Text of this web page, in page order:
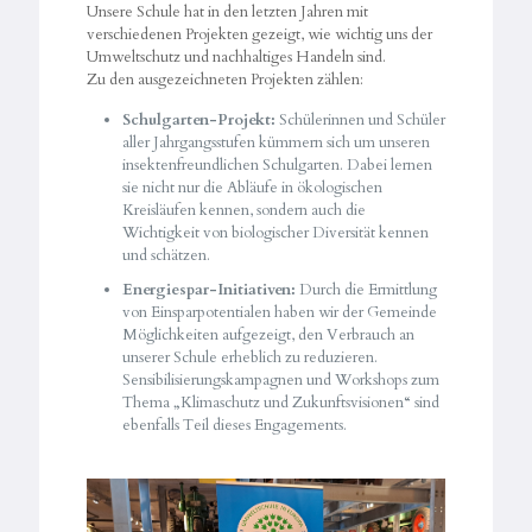
Unsere Schule hat in den letzten Jahren mit
verschiedenen Projekten gezeigt, wie wichtig uns der
Umweltschutz und nachhaltiges Handeln sind.
Zu den ausgezeichneten Projekten zählen:
Schulgarten-Projekt: Schülerinnen und Schüler
aller Jahrgangsstufen kümmern sich um unseren
insektenfreundlichen Schulgarten. Dabei lernen
sie nicht nur die Abläufe in ökologischen
Kreisläufen kennen, sondern auch die
Wichtigkeit von biologischer Diversität kennen
und schätzen.
Energiespar-Initiativen: Durch die Ermittlung
von Einsparpotentialen haben wir der Gemeinde
Möglichkeiten aufgezeigt, den Verbrauch an
unserer Schule erheblich zu reduzieren.
Sensibilisierungskampagnen und Workshops zum
Thema „Klimaschutz und Zukunftsvisionen“ sind
ebenfalls Teil dieses Engagements.